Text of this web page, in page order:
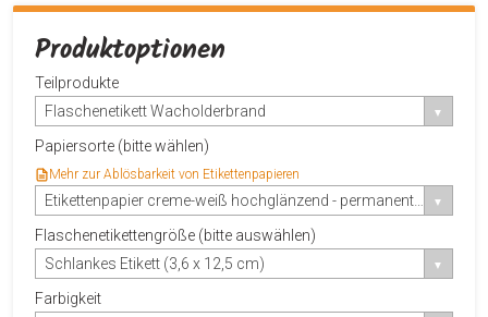
Produktoptionen
Teilprodukte
Flaschenetikett Wacholderbrand
Papiersorte (bitte wählen)
Mehr zur Ablösbarkeit von Etikettenpapieren
Flaschenetikettengröße (bitte auswählen)
Schlankes Etikett (3,6 x 12,5 cm)
Farbigkeit